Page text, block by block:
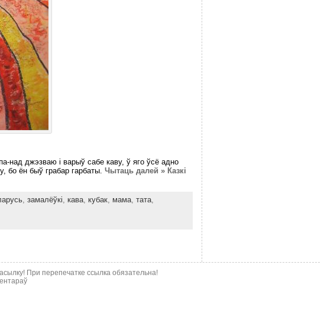
над джэзваю і варыў сабе каву, ў яго ўсё адно
бо ён быў грабар гарбаты. Чытаць далей » Казкі
, замалёўкі, кава, кубак, мама, тата,
При перепечатке ссылка обязательна!